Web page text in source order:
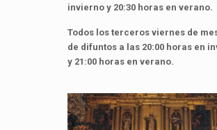
invierno y 20:30 horas en verano.
Todos los terceros viernes de
de difuntos a las 20:00 horas en
y 21:00 horas en verano.